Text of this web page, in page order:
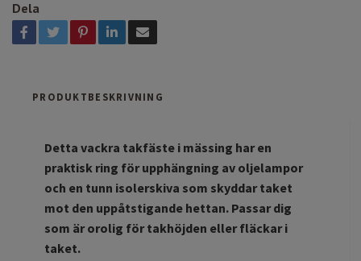
Dela
PRODUKTBESKRIVNING
Detta vackra takfäste i mässing har en
praktisk ring för upphängning av oljelampor
och en tunn isolerskiva som skyddar taket
mot den uppåtstigande hettan. Passar dig
som är orolig för takhöjden eller fläckar i
taket.